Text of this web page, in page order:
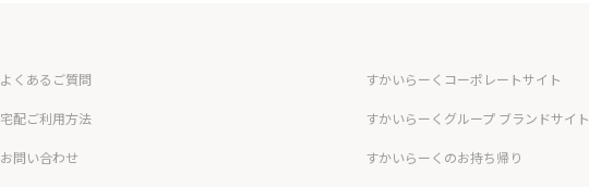
よくあるご質問
宅配ご利用方法
お問い合わせ
すかいらーくコーポレートサイト
すかいらーくグループ ブランドサイト
すかいらーくのお持ち帰り